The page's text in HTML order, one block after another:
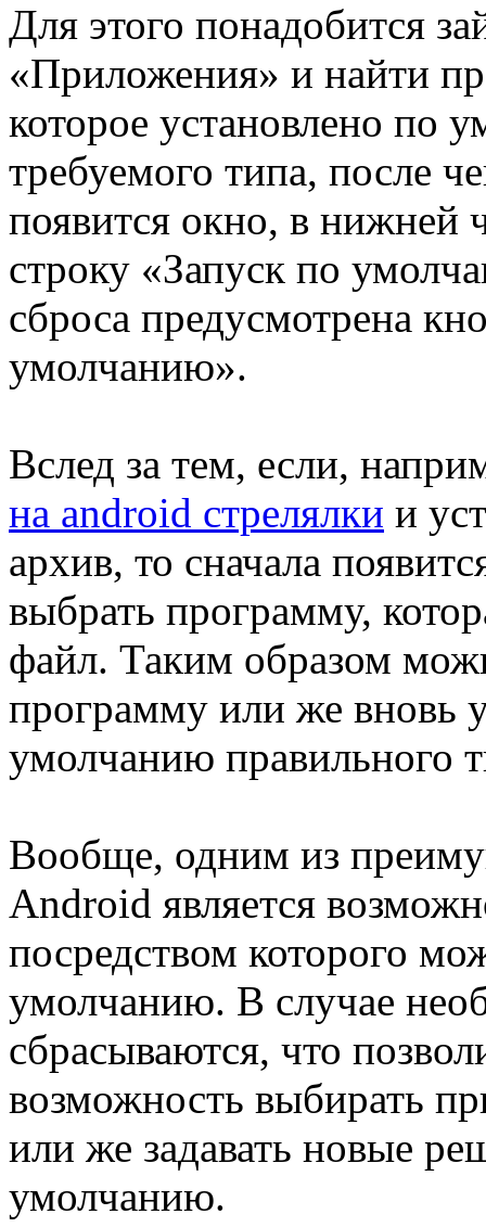
Для этого понадобится
«Приложения» и найти
которое установлено по
требуемого типа, после
появится окно, в нижней
строку «Запуск по
сброса предусмотрена
умолчанию».
Вслед за тем, если,
на android стрелялки и
архив, то сначала
выбрать программу,
файл. Таким образом
программу или же вновь
умолчанию правильного
Вообще, одним из
Android является
посредством которого
умолчанию. В случае
сбрасываются, что
возможность выбирать
или же задавать новые
умолчанию.